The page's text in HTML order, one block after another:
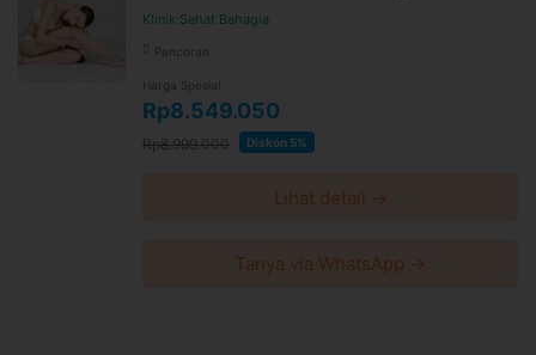
Klinik Sehat Bahagia
Pancoran
Harga Spesial
Rp8.549.050
Rp8.999.000 Diskon 5%
Lihat detail →
Tanya via WhatsApp →